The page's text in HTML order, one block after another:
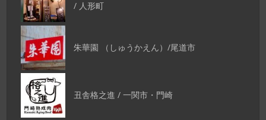
/ 人形町
朱華園 （しゅうかえん）/尾道市
丑舎格之進 / 一関市・門崎